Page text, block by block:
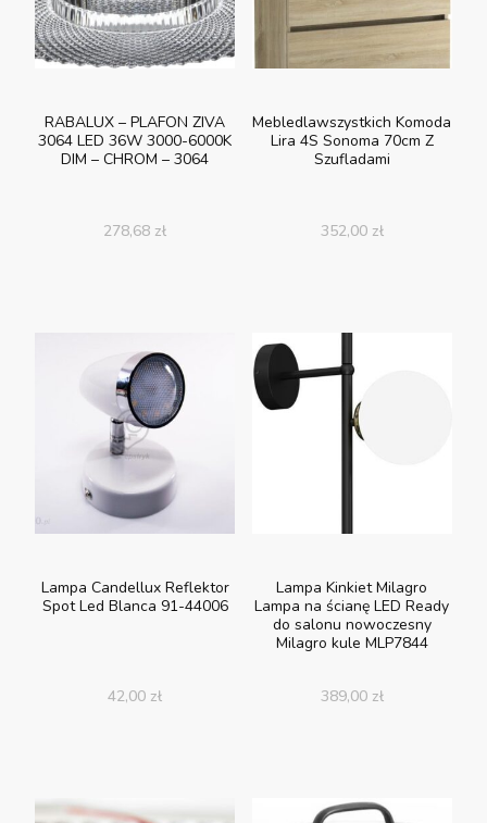
RABALUX – PLAFON ZIVA
3064 LED 36W 3000-6000K
DIM – CHROM – 3064
278,68 zł
Mebledlawszystkich Komoda
Lira 4S Sonoma 70cm Z
Szufladami
352,00 zł
Lampa Candellux Reflektor
Spot Led Blanca 91-44006
42,00 zł
Lampa Kinkiet Milagro
Lampa na ścianę LED Ready
do salonu nowoczesny
Milagro kule MLP7844
389,00 zł